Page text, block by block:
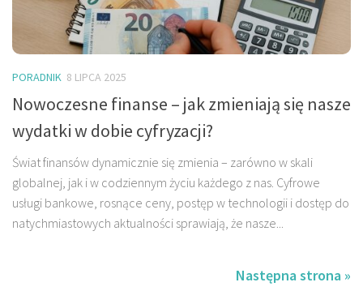
PORADNIK 8 LIPCA 2025
Nowoczesne finanse – jak zmieniają się nasze
wydatki w dobie cyfryzacji?
Świat finansów dynamicznie się zmienia – zarówno w skali
globalnej, jak i w codziennym życiu każdego z nas. Cyfrowe
usługi bankowe, rosnące ceny, postęp w technologii i dostęp do
natychmiastowych aktualności sprawiają, że nasze...
Następna strona »